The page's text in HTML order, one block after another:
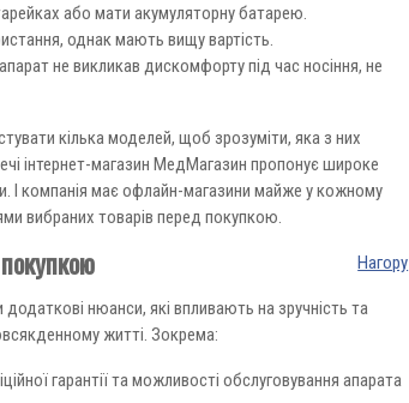
або мати акумуляторну батарею.
однак мають вищу вартість.
не викликав дискомфорту під час носіння, не
кілька моделей, щоб зрозуміти, яка з них
інтернет-магазин МедМагазин пропонує широке
І компанія має офлайн-магазини майже у кожному
вибраних товарів перед покупкою.
Нагору
нюанси, які впливають на зручність та
житті. Зокрема:
гарантії та можливості обслуговування апарата